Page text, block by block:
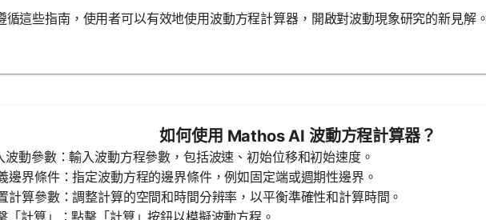
循這些指南，使用者可以有效地使用波動方程計算器，開啟對波動現象研究的新見解。
如何使用 Mathos AI 波動方程計算器？
波動參數：輸入波動方程參數，包括波速、初始位移和初始速度。
邊界條件：指定波動方程的邊界條件，例如固定端或週期性邊界。
計算參數：調整計算的空間和時間分辨率，以平衡準確性和計算時間。